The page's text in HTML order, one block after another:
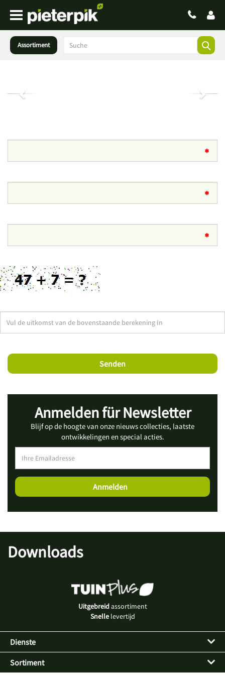
Assortiment
Anmelden für Newsletter
Blijf op de hoogte van onze nieuws collecties, laatste
ontwikkelingen en special acties.
Downloads
Uitgebreidassortiment
Snellelevertijd
Dienste
Sortiment